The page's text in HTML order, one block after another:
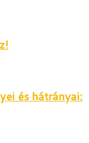
és hátrányai: